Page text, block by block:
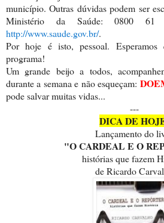
município. Outras dúvidas podem ser
Ministério da Saúde: 0800
http://www.saude.gov.br/.
Por hoje é isto, pessoal. Esperamos
programa!
Um grande beijo a todos,
durante a semana e não esqueçam:
pode salvar muitas vidas...
---
DICA DE
Lançamento do
"O CARDEAL E O
histórias que fazem
de Ricardo